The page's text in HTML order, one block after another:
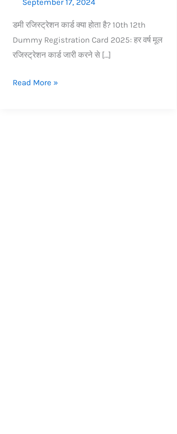
September 17, 2024
डमी रजिस्ट्रेशन कार्ड क्या होता है? 10th 12th
Dummy Registration Card 2025: हर वर्ष मूल
रजिस्ट्रेशन कार्ड जारी करने से […]
Read More »